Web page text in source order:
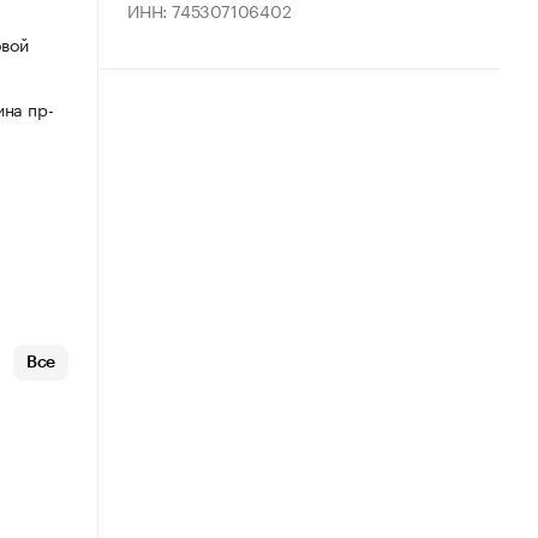
пр-
Все
ИНН: 745307106402